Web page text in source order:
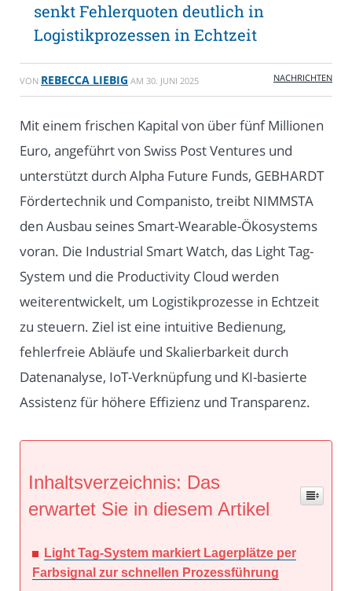
senkt Fehlerquoten deutlich in
Logistikprozessen in Echtzeit
VON REBECCA LIEBIG AM 30. JUNI 2025 NACHRICHTEN
Mit einem frischen Kapital von über fünf Millionen
Euro, angeführt von Swiss Post Ventures und
unterstützt durch Alpha Future Funds, GEBHARDT
Fördertechnik und Companisto, treibt NIMMSTA
den Ausbau seines Smart-Wearable-Ökosystems
voran. Die Industrial Smart Watch, das Light Tag-
System und die Productivity Cloud werden
weiterentwickelt, um Logistikprozesse in Echtzeit
zu steuern. Ziel ist eine intuitive Bedienung,
fehlerfreie Abläufe und Skalierbarkeit durch
Datenanalyse, IoT-Verknüpfung und KI-basierte
Assistenz für höhere Effizienz und Transparenz.
Inhaltsverzeichnis: Das
erwartet Sie in diesem Artikel
Light Tag-System markiert Lagerplätze per
Farbsignal zur schnellen Prozessführung